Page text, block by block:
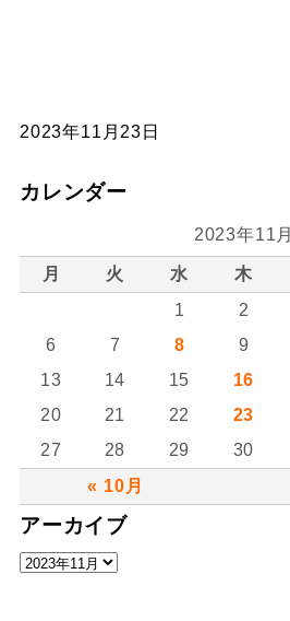
2023年11月23日
カレンダー
2023年11月
月 火 水 木
« 10月
1 2
6
7 8 9
13
14 15 16
20
21 22 23
27
28 29 30
アーカイブ
ア